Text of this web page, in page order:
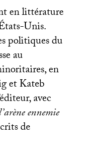
en littérature
Unis.
politiques du
au
en
et Kateb
avec
ennemie
de